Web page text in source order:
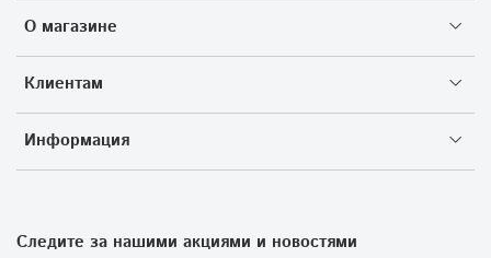
О магазине
Клиентам
Информация
Следите за нашими акциями и новостями